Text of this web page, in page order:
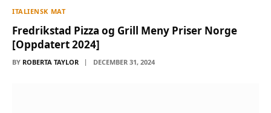
ITALIENSK MAT
Fredrikstad Pizza og Grill Meny Priser Norge
[Oppdatert 2024]
BY ROBERTA TAYLOR DECEMBER 31, 2024